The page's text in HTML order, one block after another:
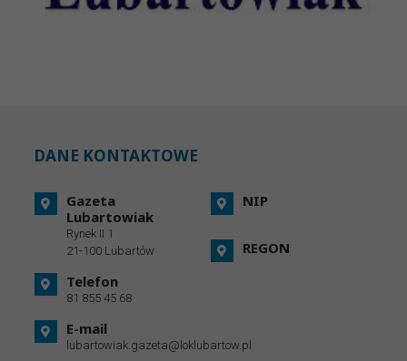
DANE KONTAKTOWE
Gazeta
Lubartowiak
Rynek II 1
21-100 Lubartów
Telefon
81 855 45 68
E-mail
lubartowiak.gazeta@loklubartow.pl
NIP
REGON